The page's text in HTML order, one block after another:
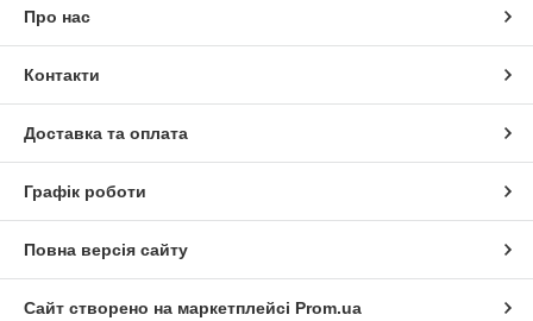
Про нас
Контакти
Доставка та оплата
Графік роботи
Повна версія сайту
Сайт створено на маркетплейсі Prom.ua